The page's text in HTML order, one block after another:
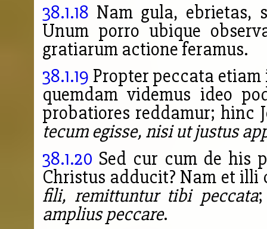
38.1.18 Nam gula, ebrietas,
Unum porro ubique
gratiarum actione feramus.
38.1.19 Propter peccata
quemdam videmus ideo
probatiores reddamur; hinc
tecum egisse, nisi ut justus
38.1.20 Sed cur cum de his
Christus adducit? Nam et
fili, remittuntur tibi peccata
amplius peccare.